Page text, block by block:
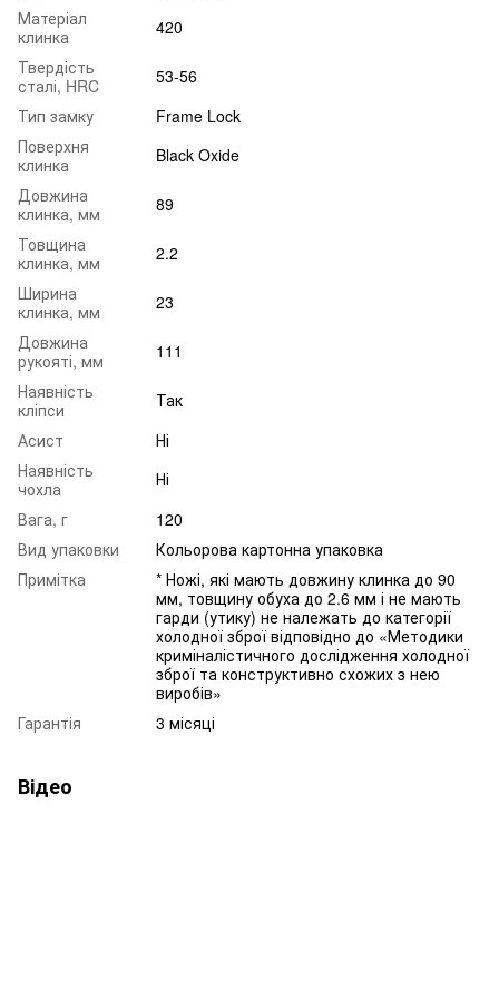
Матеріал
клинка
420
Твердість
сталі, HRC
53-56
Тип замку
Frame Lock
Поверхня
клинка
Black Oxide
Довжина
клинка, мм
89
Товщина
клинка, мм
2.2
Ширина
клинка, мм
23
Довжина
рукояті, мм
111
Наявність
кліпси
Так
Асист
Ні
Наявність
чохла
Ні
Вага, г
120
Вид упаковки
Кольорова картонна упаковка
Примітка
* Ножі, які мають довжину клинка до 90
мм, товщину обуха до 2.6 мм і не мають
гарди (утику) не належать до категорії
холодної зброї відповідно до «Методики
криміналістичного дослідження холодної
зброї та конструктивно схожих з нею
виробів»
Гарантія
3 місяці
Відео